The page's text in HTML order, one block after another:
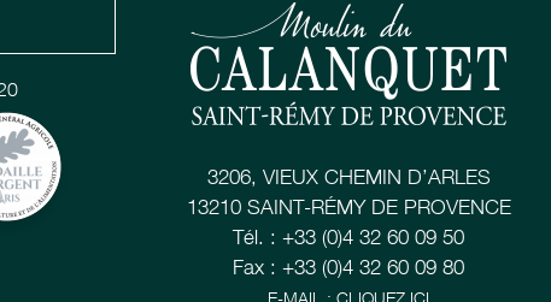
3206, VIEUX CHEMIN D’ARLES
13210 SAINT-RÉMY DE PROVENCE
Tél. : +33 (0)4 32 60 09 50
Fax : +33 (0)4 32 60 09 80
E-MAIL : CLIQUEZ ICI